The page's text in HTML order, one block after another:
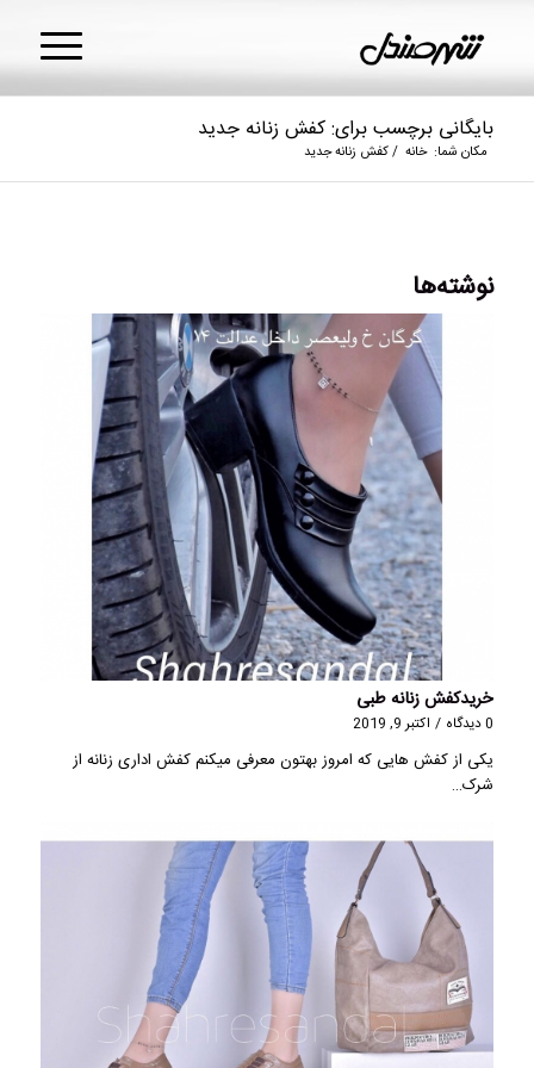
بایگانی برچسب برای: کفش زنانه جدید
مکان شما: خانه /کفش زنانه جدید
نوشته‌ها
خریدکفش زنانه طبی
0 دیدگاه / اکتبر 9, 2019
یکی از کفش هایی که امروز بهتون معرفی میکنم کفش اداری زنانه از
شرک…